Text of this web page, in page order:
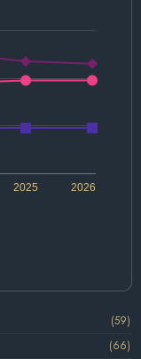
2026
2025
(59)
(66)